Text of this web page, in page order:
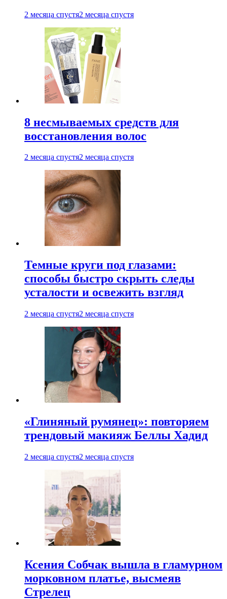
2 месяца спустя2 месяца спустя
8 несмываемых средств для
восстановления волос
2 месяца спустя2 месяца спустя
Темные круги под глазами:
способы быстро скрыть следы
усталости и освежить взгляд
2 месяца спустя2 месяца спустя
«Глиняный румянец»: повторяем
трендовый макияж Беллы Хадид
2 месяца спустя2 месяца спустя
Ксения Собчак вышла в гламурном
морковном платье, высмеяв
Стрелец